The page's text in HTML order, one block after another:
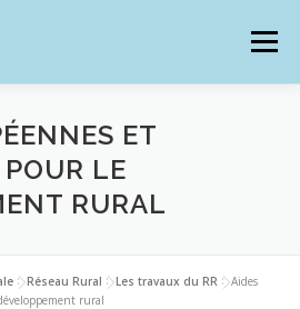
Menu
UN PROJET
ET
LE
RURAL
>Réseau Rural >Les travaux du RR >Aides
rural